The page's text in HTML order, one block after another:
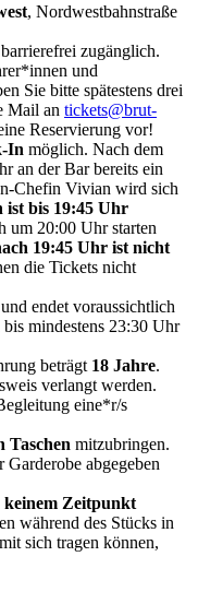
, Nordwestbahnstraße
zugänglich.
und
Sie bitte spätestens drei
Mail an tickets@brut-
Reservierung vor!
In möglich. Nach dem
an der Bar bereits ein
Chefin Vivian wird sich
ist bis 19:45 Uhr
um 20:00 Uhr starten
19:45 Uhr ist nicht
die Tickets nicht
und endet voraussichtlich
mindestens 23:30 Uhr
beträgt 18 Jahre.
verlangt werden.
eine*r/s
Taschen mitzubringen.
Garderobe abgegeben
keinem Zeitpunkt
während des Stücks in
sich tragen können,